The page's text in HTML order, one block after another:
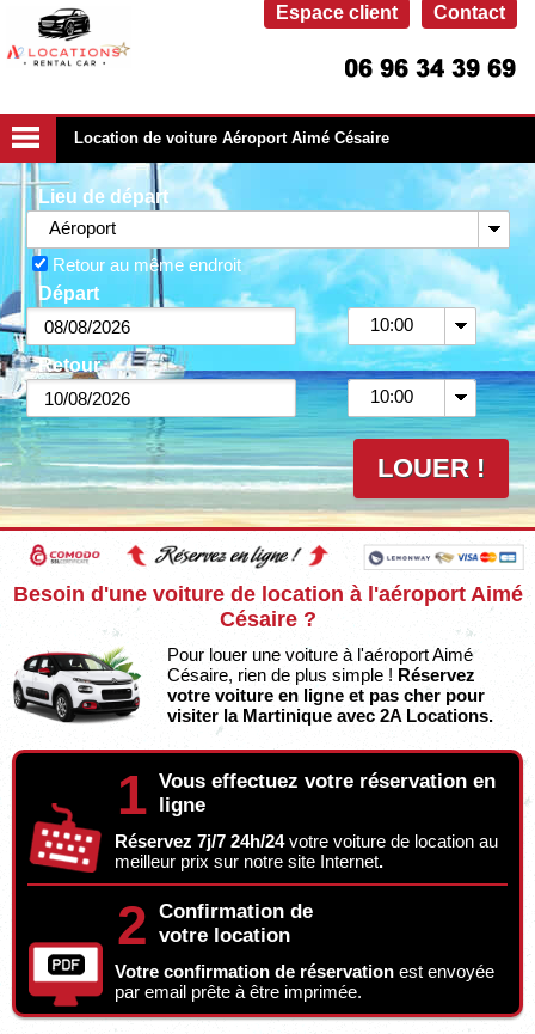
Contact
Espace client
Location de voiture Aéroport Aimé Césaire
Lieu de départ
Aéroport
Retour au même endroit
Départ
10:00
Retour
10:00
LOUER !
Besoin d'une voiture de location à l'aéroport Aimé
Césaire ?
Pour louer une voiture à l'aéroport Aimé
Césaire, rien de plus simple ! Réservez
votre voiture en ligne et pas cher pour
visiter la Martinique avec 2A Locations.
1 Vous effectuez votre réservation en
ligne
Réservez 7j/7 24h/24votre voiture de location au
meilleur prix sur notre site Internet.
2 Confirmation de
votre location
Votre confirmation de réservation est envoyée
par email prête à être imprimée.